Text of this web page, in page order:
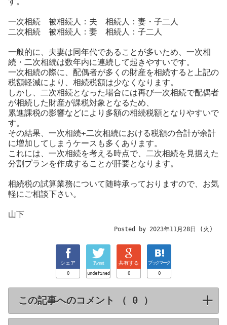
一次相続 被相続人：夫 相続人：妻・子二人
二次相続 被相続人：妻 相続人：子二人
一般的に、夫妻は同年代であることが多いため、一次相
続・二次相続は数年内に連続して起きやすいです。
一次相続の際に、配偶者が多くの財産を相続すると上記の
税額軽減により、相続税額は少なくなります。
しかし、二次相続となった場合には再び一次相続で配偶者
が相続した財産が課税対象となるため、
累進課税の影響などにより多額の相続税額となりやすいで
す。
その結果、一次相続+二次相続における税額の合計が余計
に増加してしまうケースも多くあります。
これには、一次相続を考える時点で、二次相続を見据えた
分割プランを作成することが肝要となります。
相続税の試算業務について随時承っておりますので、お気
軽にご相談下さい。
山下
Posted by 2023年11月28日 (火)
シェア
0
Tweet
undefined
共有する
0
ブックマーク
0
この記事へのコメント （ ） click to